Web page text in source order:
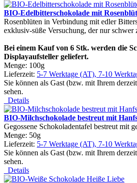
BIO-Edelbitterschokolade mit
Rosenblüten in Verbindung mit edler
exklusiv-süße Versuchung, der nur schwer
Bei einem Kauf von 6 Stk. werden die
Displayaufsteller geliefert.
Menge: 100g
Lieferzeit: 5-7 Werktage (AT), 7-10
Sie können als Gast (bzw. mit Ihrem
sehen.
Details
BIO-Milchschokolade bestreut mit
Gegossene Schokoladentafel bestreut mit
Menge: 50g
Lieferzeit: 5-7 Werktage (AT), 7-10
Sie können als Gast (bzw. mit Ihrem
sehen.
Details